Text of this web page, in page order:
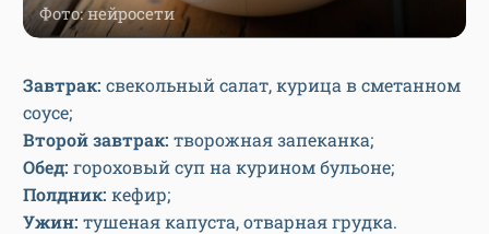
Фото: нейросети
Завтрак: свекольный салат, курица в сметанном
соусе;
Второй завтрак: творожная запеканка;
Обед: гороховый суп на курином бульоне;
Полдник: кефир;
Ужин: тушеная капуста, отварная грудка.